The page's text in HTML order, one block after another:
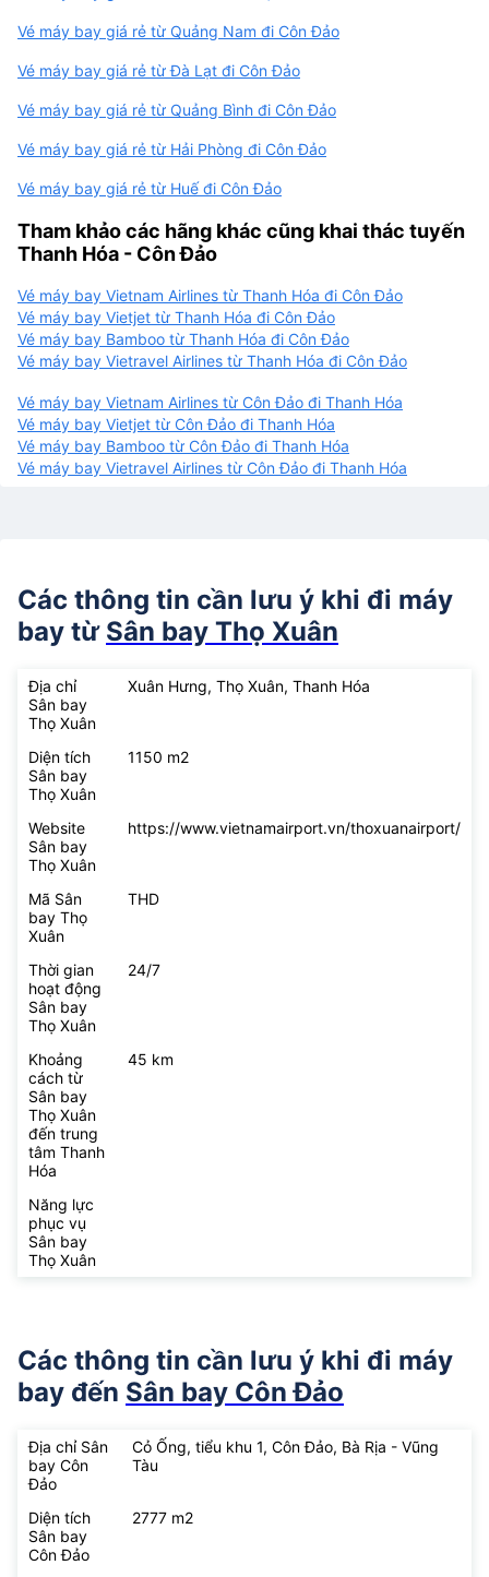
Vé máy bay giá rẻ từ Quảng Nam đi Côn Đảo
Vé máy bay giá rẻ từ Đà Lạt đi Côn Đảo
Vé máy bay giá rẻ từ Quảng Bình đi Côn Đảo
Vé máy bay giá rẻ từ Hải Phòng đi Côn Đảo
Vé máy bay giá rẻ từ Huế đi Côn Đảo
Tham khảo các hãng khác cũng khai thác tuyến
Thanh Hóa - Côn Đảo
Vé máy bay Vietnam Airlines từ Thanh Hóa đi Côn Đảo
Vé máy bay Vietjet từ Thanh Hóa đi Côn Đảo
Vé máy bay Bamboo từ Thanh Hóa đi Côn Đảo
Vé máy bay Vietravel Airlines từ Thanh Hóa đi Côn Đảo
Vé máy bay Vietnam Airlines từ Côn Đảo đi Thanh Hóa
Vé máy bay Vietjet từ Côn Đảo đi Thanh Hóa
Vé máy bay Bamboo từ Côn Đảo đi Thanh Hóa
Vé máy bay Vietravel Airlines từ Côn Đảo đi Thanh Hóa
Các thông tin cần lưu ý khi đi máy
bay từ Sân bay Thọ Xuân
Địa chỉ
Sân bay
Thọ Xuân
Xuân Hưng, Thọ Xuân, Thanh Hóa
Diện tích
Sân bay
Thọ Xuân
1150 m2
Website
Sân bay
Thọ Xuân
https://www.vietnamairport.vn/thoxuanairport/
Mã Sân
bay Thọ
Xuân
THD
Thời gian
hoạt động
Sân bay
Thọ Xuân
24/7
Khoảng
cách từ
Sân bay
Thọ Xuân
đến trung
tâm Thanh
Hóa
45 km
Năng lực
phục vụ
Sân bay
Thọ Xuân
Các thông tin cần lưu ý khi đi máy
bay đến Sân bay Côn Đảo
Địa chỉ Sân
bay Côn
Đảo
Cỏ Ống, tiểu khu 1, Côn Đảo, Bà Rịa - Vũng
Tàu
Diện tích
Sân bay
Côn Đảo
2777 m2